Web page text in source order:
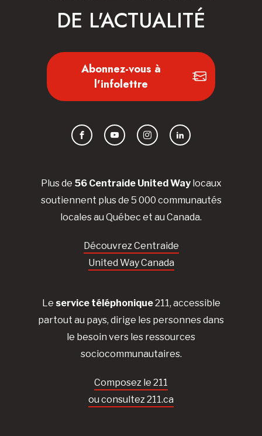
Plus de 56 Centraide United Waylocaux
soutiennent plus de 5 000 communautés
locales au Québec et au Canada.
Découvrez Centraide
United Way Canada
Le service téléphonique211, accessible
partout au pays, dirige les personnes dans
le besoin vers les ressources
sociocommunautaires.
Composez le 211
ou consultez 211.ca
DE L'ACTUALITÉ
Abonnez-vous à
l'infolettre
FacebookYouTubeInstagramLinkedIn